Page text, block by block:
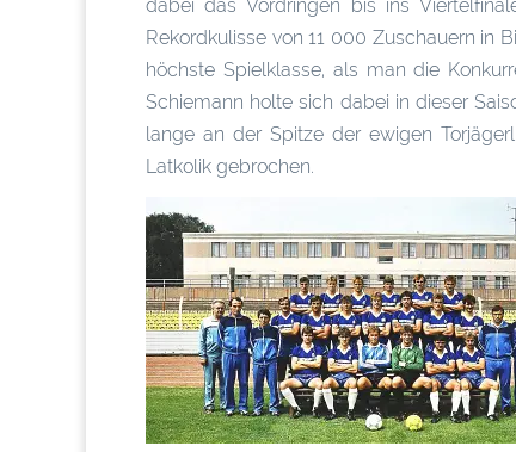
dabei das Vordringen bis ins
Rekordkulisse von 11 000 Zuschauern in
höchste Spielklasse, als man die
Schiemann holte sich dabei in dieser
lange an der Spitze der ewigen
Latkolik gebrochen.